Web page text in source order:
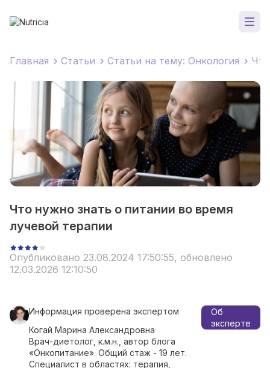
Главная Статьи Статьи на тему: Онкология
Что нужно знать о питании во время
лучевой терапии
Опубликовано 23.08.2024 17:50:55, обновлено
12.03.2026 12:10:50
Информация проверена экспертом
Когай Марина Александровна
Врач-диетолог, к.м.н., автор блога
«Онкопитание». Общий стаж - 19 лет.
Специалист в областях: терапия,
Об
эксперте